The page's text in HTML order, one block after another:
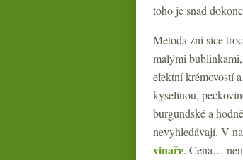
toho je snad
Metoda zní sice
malými
efektní krémovostí
kyselinou,
burgundské a
nevyhledávají. V
vinaře. Cena…